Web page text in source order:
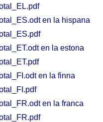
en la hispana
en la estona
en la finna
en la franca